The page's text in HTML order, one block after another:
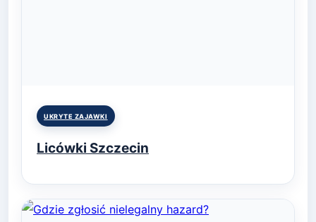
Posted
UKRYTE ZAJAWKI
Licówki Szczecin